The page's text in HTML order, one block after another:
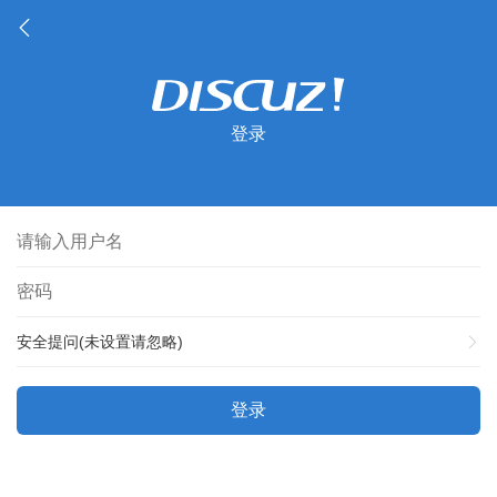
登录
安全提问(未设置请忽略)
登录